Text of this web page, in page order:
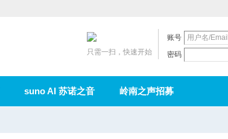
账号
密码
只需一扫，快速开始
suno AI 苏诺之音 岭南之声招募